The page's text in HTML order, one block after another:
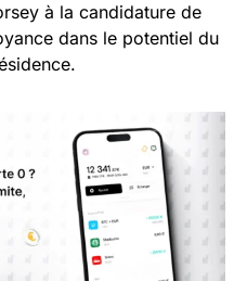
à la candidature de
dans le potentiel du